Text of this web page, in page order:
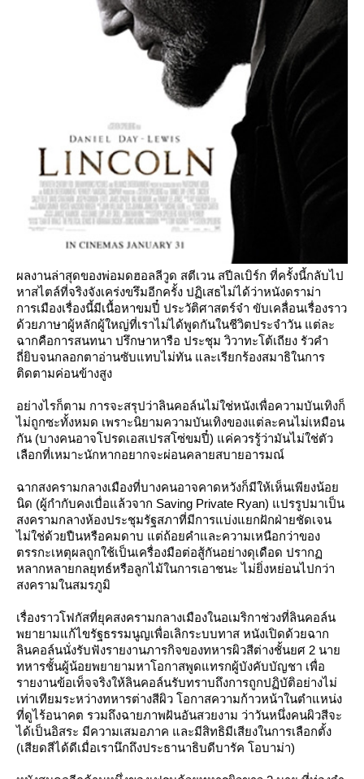
ผลงานล่าสุดของพ่อมดฮอลลีวูด สตีเวน สปีลเบิร์ก ที่ครั้งนี้กลับไป
หาสไตล์ที่จริงจังเคร่งขรึมอีกครั้ง ปฏิเสธไม่ได้ว่าหนังดราม่า
การเมืองเรื่องนี้มีเนื้อหาขมปี๋ ประวัติศาสตร์จ๋า ขับเคลื่อนเรื่องราว
ด้วยภาษาผู้หลักผู้ใหญ่ที่เราไม่ได้พูดกันในชีวิตประจำวัน แต่ละ
ฉากคือการสนทนา ปรึกษาหารือ ประชุม วิวาทะโต้เถียง รัวคำ
ถี่ยิบจนกลอกตาอ่านซับแทบไม่ทัน และเรียกร้องสมาธิในการ
ติดตามค่อนข้างสูง
อย่างไรก็ตาม การจะสรุปว่าลินคอล์นไม่ใช่หนังเพื่อความบันเทิงก็
ไม่ถูกซะทั้งหมด เพราะนิยามความบันเทิงของแต่ละคนไม่เหมือน
กัน (บางคนอาจโปรดเอสเปรสโซ่ขมปี๋) แค่ควรรู้ว่ามันไม่ใช่ตัว
เลือกที่เหมาะนักหากอยากจะผ่อนคลายสบายอารมณ์
ฉากสงครามกลางเมืองที่บางคนอาจคาดหวังก็มีให้เห็นเพียงน้อ
นิด (ผู้กำกับคงเบื่อแล้วจาก Saving Private Ryan) แปรรูปมาเป็น
สงครามกลางห้องประชุมรัฐสภาที่มีการแบ่งแยกฝักฝ่ายชัดเจน
ไม่ใช่ด้วยปืนหรือคมดาบ แต่ถ้อยคำและความเหนือกว่าของ
ตรรกะเหตุผลถูกใช้เป็นเครื่องมือต่อสู้กันอย่างดุเดือด ปราก
หลากหลายกลยุทธ์หรือลูกไม้ในการเอาชนะ ไม่ยิ่งหย่อนไปกว่า
สงครามในสมรภูมิ
เรื่องราวโฟกัสที่ยุคสงครามกลางเมืองในอเมริกาช่วงที่ลินคอล์น
พยายามแก้ไขรัฐธรรมนูญเพื่อเลิกระบบทาส หนังเปิดด้วยฉาก
ลินคอล์นนั่งรับฟังรายงานภารกิจของทหารผิวสีต่างชั้นยศ 2 นา
ทหารชั้นผู้น้อยพยายามหาโอกาสพูดแทรกผู้บังคับบัญชา เพื่อ
รายงานข้อเท็จจริงให้ลินคอล์นรับทราบถึงการถูกปฏิบัติอย่างไม่
เท่าเทียมระหว่างทหารต่างสีผิว โอกาสความก้าวหน้าในตำแหน่ง
ที่ดูไร้อนาคต รวมถึงฉายภาพฝันอันสวยงาม ว่าวันหนึ่งคนผิวสีจะ
ได้เป็นอิสระ มีความเสมอภาค และมีสิทธิมีเสียงในการเลือกตั้ง
(เสียดสีได้ดีเมื่อเรานึกถึงประธานาธิบดีบารัค โอบาม่า)